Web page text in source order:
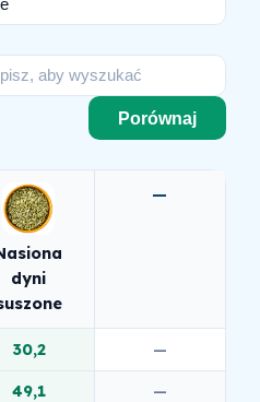
aby wyszukać
Porównaj
dyni
—
30,2 —
49,1 —